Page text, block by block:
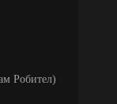
Робител)